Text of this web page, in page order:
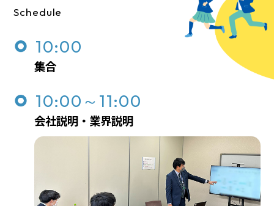
Schedule
10:00
集合
10:00～11:00
会社説明・業界説明